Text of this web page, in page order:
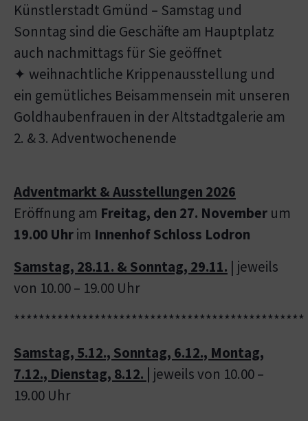
Künstlerstadt Gmünd – Samstag und
Sonntag sind die Geschäfte am Hauptplatz
auch nachmittags für Sie geöffnet
✦ weihnachtliche Krippenausstellung und
ein gemütliches Beisammensein mit unseren
Goldhaubenfrauen in der Altstadtgalerie am
2. & 3. Adventwochenende
Adventmarkt & Ausstellungen 2026
Eröffnung am Freitag, den 27. November um
19.00 Uhrim Innenhof Schloss Lodron
Samstag, 28.11. & Sonntag, 29.11. | jeweils
von 10.00 – 19.00 Uhr
***********************************************
Samstag, 5.12., Sonntag, 6.12., Montag,
7.12., Dienstag, 8.12. jeweils von 10.00 –
19.00 Uhr